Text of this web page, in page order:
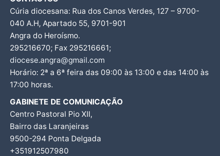
Cúria diocesana: Rua dos Canos Verdes, 127 – 9700-
040 A.H, Apartado 55, 9701-901
Angra do Heroísmo.
295216670; Fax 295216661;
diocese.angra@gmail.com
Horário: 2ª a 6ª feira das 09:00 às 13:00 e das 14:00 às
17:00 horas.
GABINETE DE COMUNICAÇÃO
Centro Pastoral Pio XII,
Bairro das Laranjeiras
9500-294 Ponta Delgada
+351912507980